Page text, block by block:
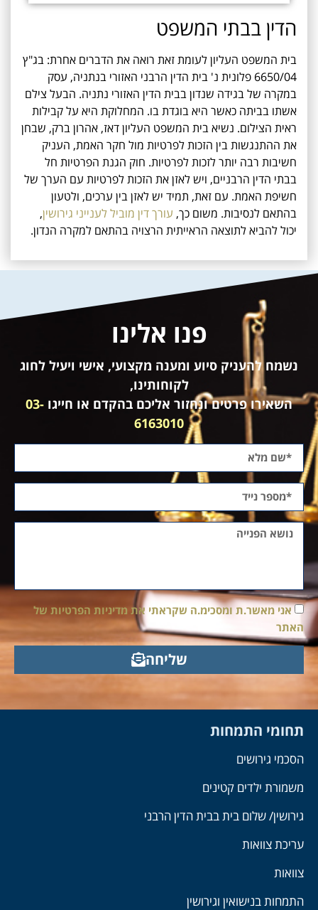
הדין בבתי המשפט
בית המשפט העליון לעומת זאת רואה את הדברים אחרת: בג"ץ
6650/04 פלונית נ' בית הדין הרבני האזורי בנתניה, עסק
במקרה של בגידה שנדון בבית הדין האזורי נתניה. הבעל צילם
אשתו בביתה כאשר היא בוגדת בו. המחלוקת היא על קבילות
ראית הצילום. נשיא בית המשפט העליון דאז, אהרון ברק, שבחן
את ההתנגשות בין הזכות לפרטיות מול חקר האמת, העניק
חשיבות רבה יותר לזכות לפרטיות. חוק הגנת הפרטיות חל
בבתי הדין הרבניים, ויש לאזן את הזכות לפרטיות עם הערך של
חשיפת האמת. עם זאת, תמיד יש לאזן בין ערכים, ולטעון
בהתאם לנסיבות. משום כך, עורך דין מוביל לענייני גירושין,
יכול להביא לתוצאה הראייתית הרצויה בהתאם למקרה הנדון.
פנו אלינו
נשמח להעניק סיוע ומענה מקצועי, אישי ויעיל לחוג
לקוחותינו,
השאירו פרטים ונחזור אליכם בהקדם או חייגו 03-
6163010
אני מאשר.ת ומסכימ.ה שקראתי את מדיניות הפרטיות של
האתר
שליחה
תחומי התמחות
הסכמי גירושים
משמורת ילדים קטינים
גירושין/ שלום בית בבית הדין הרבני
עריכת צוואות
צוואות
התמחות בנישואין וגירושין